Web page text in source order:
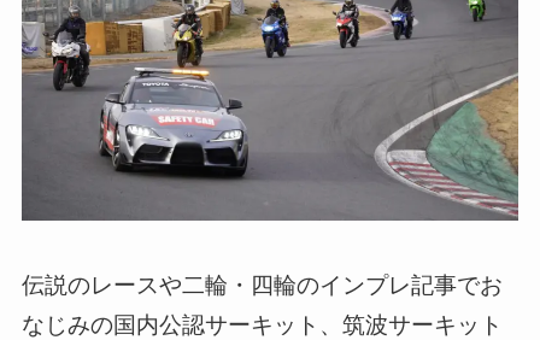
伝説のレースや二輪・四輪のインプレ記事でお
なじみの国内公認サーキット、筑波サーキット